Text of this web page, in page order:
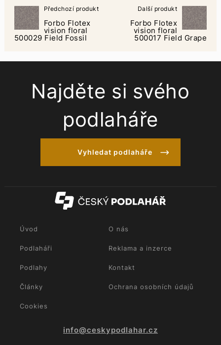
Předchozí produkt
Forbo Flotex
vision floral
500029 Field Fossil
Další produkt
Forbo Flotex
vision floral
500017 Field Grape
Najděte si svého
podlaháře
Vyhledat podlaháře
Úvod O nás
Podlaháři Reklama a inzerce
Podlahy Kontakt
Články Ochrana osobních údajů
Cookies
info@ceskypodlahar.cz